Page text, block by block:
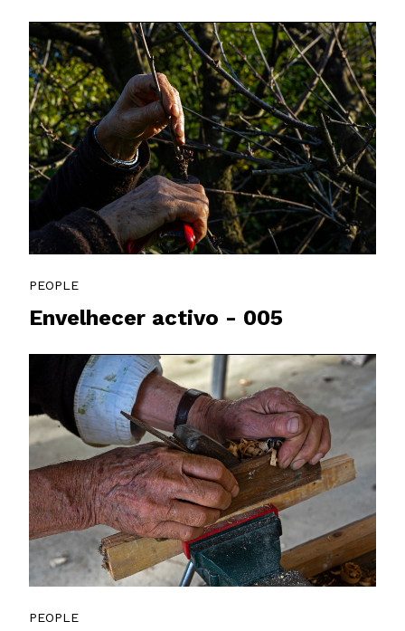
PEOPLE
Envelhecer activo - 005
PEOPLE